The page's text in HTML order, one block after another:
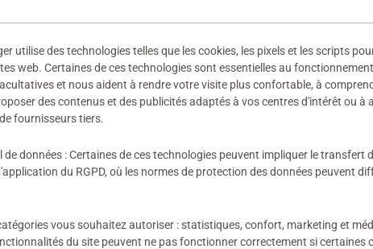
utilise des technologies telles que les cookies, les pixels et les scripts
web. Certaines de ces technologies sont essentielles au
et nous aident à rendre votre visite plus confortable, à
des contenus et des publicités adaptés à vos centres d'intérêt ou à
fournisseurs tiers.
données : Certaines de ces technologies peuvent impliquer le transfert
du RGPD, où les normes de protection des données peuvent
vous souhaitez autoriser : statistiques, confort, marketing et
du site peuvent ne pas fonctionner correctement si certaines